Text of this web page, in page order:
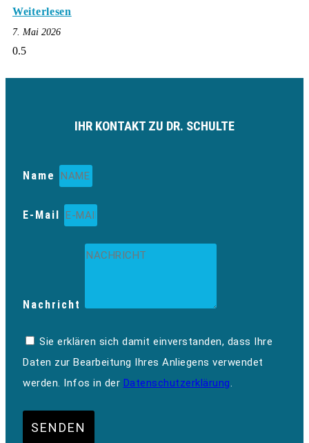
Weiterlesen
7. Mai 2026
IHR KONTAKT ZU DR. SCHULTE
Name
E-Mail
Nachricht
Sie erklären sich damit einverstanden, dass Ihre
Daten zur Bearbeitung Ihres Anliegens verwendet
werden. Infos in der Datenschutzerklärung.
SENDEN